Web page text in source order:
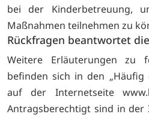
bei der Kinderbetreuung,
Maßnahmen teilnehmen zu
Rückfragen beantwortet
Weitere Erläuterungen zu
befinden sich in den „Häufig
auf der Internetseite
Antragsberechtigt sind in